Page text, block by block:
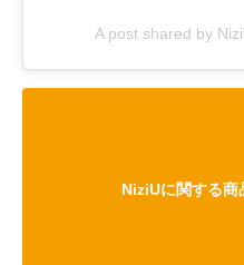
A post shared by
NiziUに関する